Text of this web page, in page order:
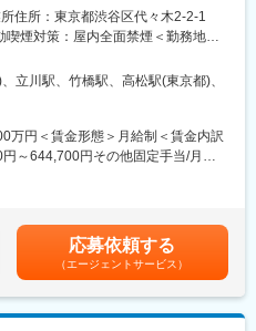
社1か月目は集合研修、2か月目以降
す。3か月目にはメイン担当のサポー
を始め、5か月目以降にメイン担当と
段々と担当先を増やしていきます。
リモートワーク環境も整っているほ
おります。
ネジメントの他、本社部門へのキャ
営業へのご異動はございません）
る代理店に対しての育成支援・販売
グ営業をご担当いただきます。
く、代理店の（他社商品も含めた）
せることにより、代理店収入を向上
。
けでなく、代理店の事業計画や人
ーション方法等の経営コンサルティ
す。自分で直接販売するのではなく
険の販売、引受などの営業推進活動
住所：東京都渋谷区代々木2-2-1
煙対策：屋内全面禁煙＜勤務地詳
立川市曙町2-35-2 受動喫煙対策：
本社住所：東京都千代田区大手町1-
丸の内線／大手町駅受動喫煙対
立川駅、竹橋駅、高松駅(東京都)、
万円＜賃金形態＞月給制＜賃金内訳
～644,700円その他固定手当/月：
変動する可能性がございます。賃金
り、選考を通じて上下する可能性が
当を含めた表記です。
応募依頼する
（エージェントサービス）